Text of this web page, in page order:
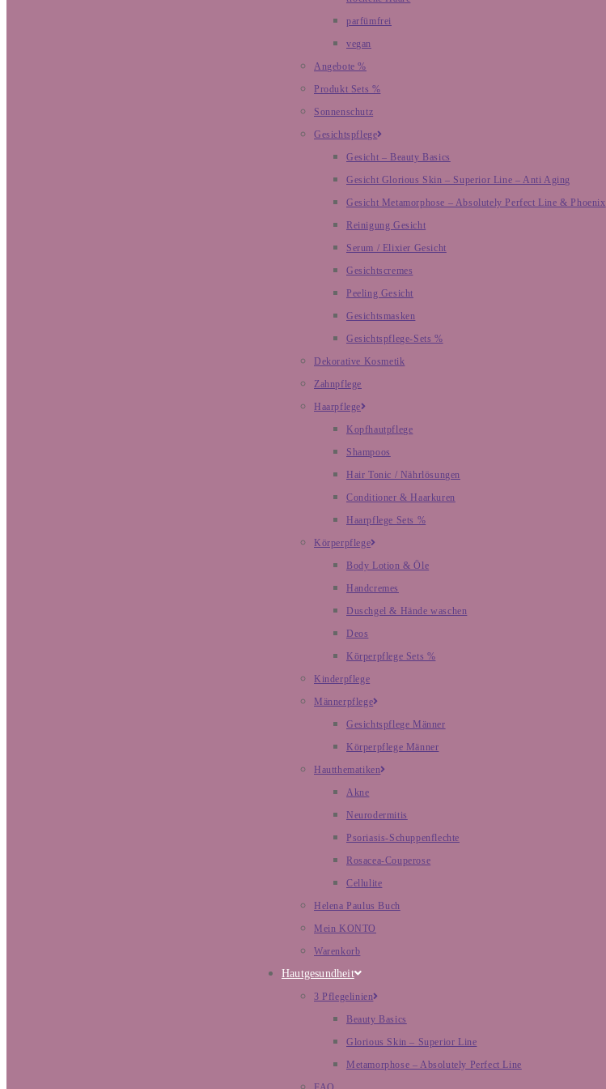
parfümfrei
vegan
Angebote %
Produkt Sets %
Sonnenschutz
Gesichtspflege
Gesicht – Beauty Basics
Gesicht Glorious Skin – Superior Line – Anti Aging
Gesicht Metamorphose – Absolutely Perfect Line & Phoenix
Reinigung Gesicht
Serum / Elixier Gesicht
Gesichtscremes
Peeling Gesicht
Gesichtsmasken
Gesichtspflege-Sets %
Dekorative Kosmetik
Zahnpflege
Haarpflege
Kopfhautpflege
Shampoos
Hair Tonic / Nährlösungen
Conditioner & Haarkuren
Haarpflege Sets %
Körperpflege
Body Lotion & Öle
Handcremes
Duschgel & Hände waschen
Deos
Körperpflege Sets %
Kinderpflege
Männerpflege
Gesichtspflege Männer
Körperpflege Männer
Hautthematiken
Akne
Neurodermitis
Psoriasis-Schuppenflechte
Rosacea-Couperose
Cellulite
Helena Paulus Buch
Mein KONTO
Warenkorb
Hautgesundheit
3 Pflegelinien
Beauty Basics
Glorious Skin – Superior Line
Metamorphose – Absolutely Perfect Line